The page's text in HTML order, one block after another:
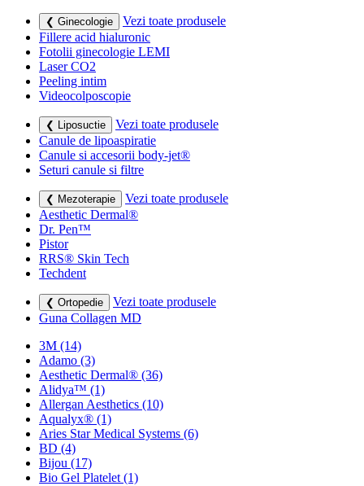
❮ Ginecologie
Vezi toate produsele
Fillere acid hialuronic
Fotolii ginecologie LEMI
Laser CO2
Peeling intim
Videocolposcopie
❮ Liposuctie
Vezi toate produsele
Canule de lipoaspiratie
Canule si accesorii body-jet®
Seturi canule si filtre
❮ Mezoterapie
Vezi toate produsele
Aesthetic Dermal®
Dr. Pen™
Pistor
RRS® Skin Tech
Techdent
❮ Ortopedie
Vezi toate produsele
Guna Collagen MD
3M (14)
Adamo (3)
Aesthetic Dermal® (36)
Alidya™ (1)
Allergan Aesthetics (10)
Aqualyx® (1)
Aries Star Medical Systems (6)
BD (4)
Bijou (17)
Bio Gel Platelet (1)